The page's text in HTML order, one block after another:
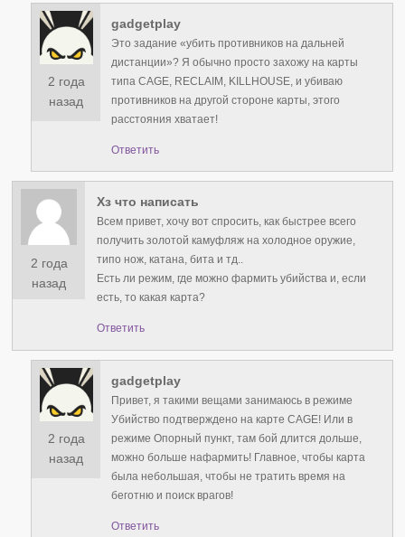
2 года
назад
gadgetplay
Это задание «убить противников на дальней
дистанции»? Я обычно просто захожу на карты
типа CAGE, RECLAIM, KILLHOUSE, и убиваю
противников на другой стороне карты, этого
расстояния хватает!
Ответить
2 года
назад
Хз что написать
Всем привет, хочу вот спросить, как быстрее всего
получить золотой камуфляж на холодное оружие,
типо нож, катана, бита и тд..
Есть ли режим, где можно фармить убийства и, если
есть, то какая карта?
Ответить
2 года
назад
gadgetplay
Привет, я такими вещами занимаюсь в режиме
Убийство подтверждено на карте CAGE! Или в
режиме Опорный пункт, там бой длится дольше,
можно больше нафармить! Главное, чтобы карта
была небольшая, чтобы не тратить время на
беготню и поиск врагов!
Ответить